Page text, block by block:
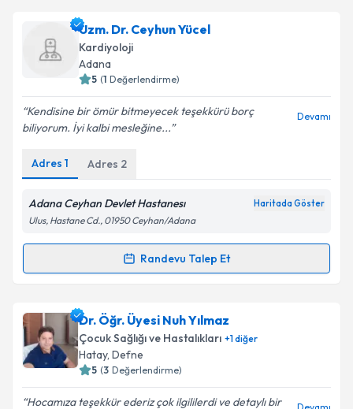
Doç. Dr. Durmuş Yıldıray Şahin
talebi oluşturun. Size bu uzmandan randevu almanız
için bir takvim hazırlandığında e-posta ile
bilgilendireceğiz.
E-posta Adresiniz
Kişisel verilerimin işlenmesine ilişkinAydınlatma
Metni 'ni okudum ve kişisel verilerimin belirtilen
kapsamda işlenmesini kabul ediyorum.
Takvim Talebini Gönder
Uzm. Dr. Ceyhun Yücel
Kardiyoloji
Adana
5 (1 Değerlendirme)
Kendisine bir ömür bitmeyecek teşekkürü borç
biliyorum. İyi kalbi mesleğine...
Devamı
Adres 1 Adres 2
Adana Ceyhan Devlet Hastanesı Haritada Göster
Ulus, Hastane Cd., 01950 Ceyhan/Adana
Randevu Talep Et
Randevu Takvimi Talebi
Uzm. Dr. Ceyhun Yüceliçin randevu takvimi talebi
oluşturun. Size bu uzmandan randevu almanız için bir
takvim hazırlandığında e-posta ile bilgilendireceğiz.
Dr. Öğr. Üyesi Nuh Yılmaz
Çocuk Sağlığı ve Hastalıkları +1diğer
Hatay, Defne
5 (3 Değerlendirme)
Hocamıza teşekkür ederiz çok ilgililerdi ve detaylı bir